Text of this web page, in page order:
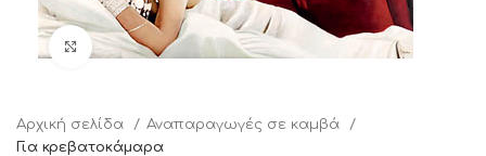
Click to enlarge
Αρχική σελίδα
Αναπαραγωγές σε καμβά
Για κρεβατοκάμαρα